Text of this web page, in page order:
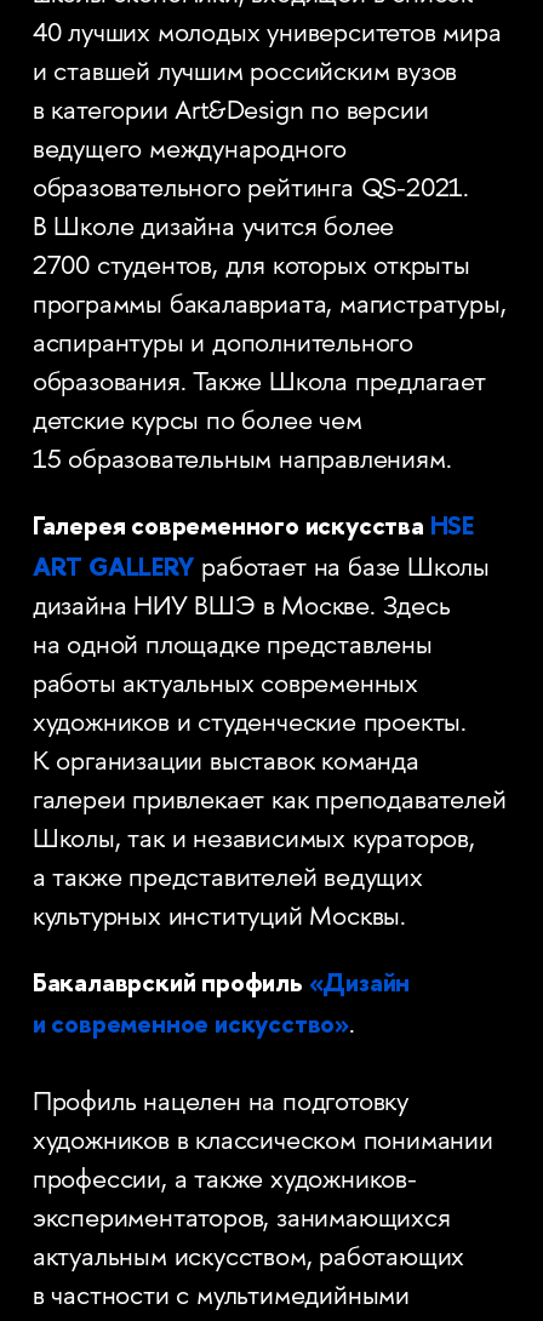
40 лучших молодых университетов мира
и ставшей лучшим российским вузов
в категории Art&Design по версии
ведущего международного
образовательного рейтинга QS-2021.
В Школе дизайна учится более
2700 студентов, для которых открыты
программы бакалавриата, магистратуры,
аспирантуры и дополнительного
образования. Также Школа предлагает
детские курсы по более чем
15 образовательным направлениям.
Галерея современного искусства HSE
ART GALLERY работает на базе Школы
дизайна НИУ ВШЭ в Москве. Здесь
на одной площадке представлены
работы актуальных современных
художников и студенческие проекты.
К организации выставок команда
галереи привлекает как преподавателей
Школы, так и независимых кураторов,
а также представителей ведущих
культурных институций Москвы.
Бакалаврский профиль «Дизайн
и современное искусство».
Профиль нацелен на подготовку
художников в классическом понимании
профессии, а также художников-
экспериментаторов, занимающихся
актуальным искусством, работающих
в частности с мультимедийными